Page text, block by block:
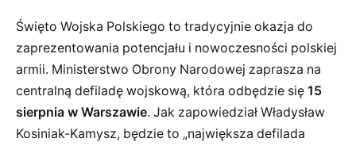
Święto Wojska Polskiego to tradycyjnie okazja do
zaprezentowania potencjału i nowoczesności polskiej
armii. Ministerstwo Obrony Narodowej zaprasza na
centralną defiladę wojskową, która odbędzie się 15
sierpnia w Warszawie. Jak zapowiedział Władysław
Kosiniak-Kamysz, będzie to „największa defilada